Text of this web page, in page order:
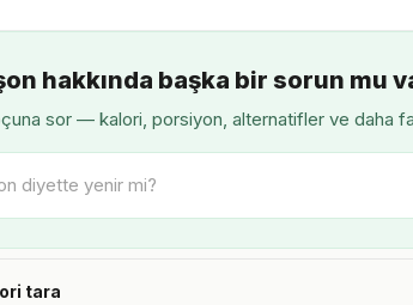
hakkında başka bir sorun mu
sor — kalori, porsiyon, alternatifler ve daha
tara